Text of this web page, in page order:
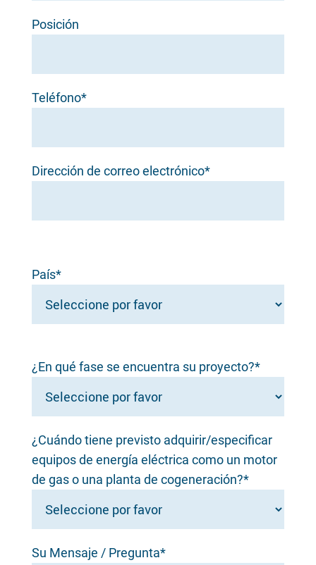
Posición
Teléfono*
Dirección de correo electrónico*
País*
¿En qué fase se encuentra su proyecto?*
¿Cuándo tiene previsto adquirir/especificar
equipos de energía eléctrica como un motor
de gas o una planta de cogeneración?*
Su Mensaje / Pregunta*